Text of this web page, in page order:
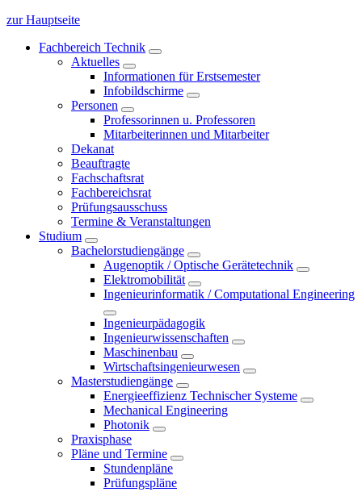
zur Hauptseite
Fachbereich Technik
Aktuelles
Informationen für Erstsemester
Infobildschirme
Personen
Professorinnen u. Professoren
Mitarbeiterinnen und Mitarbeiter
Dekanat
Beauftragte
Fachschaftsrat
Fachbereichsrat
Prüfungsausschuss
Termine & Veranstaltungen
Studium
Bachelorstudiengänge
Augenoptik / Optische Gerätetechnik
Elektromobilität
Ingenieurinformatik / Computational Engineering
Ingenieurpädagogik
Ingenieurwissenschaften
Maschinenbau
Wirtschaftsingenieurwesen
Masterstudiengänge
Energieeffizienz Technischer Systeme
Mechanical Engineering
Photonik
Praxisphase
Pläne und Termine
Stundenpläne
Prüfungspläne